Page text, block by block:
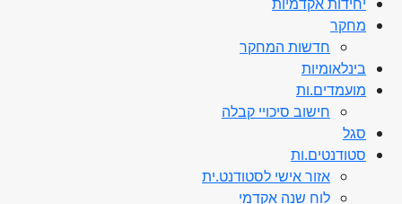
מחקר
חדשות המחקר
בינלאומיות
מועמדים.ות
חישוב סיכויי קבלה
סגל
סטודנטים.ות
אזור אישי לסטודנט.ית
לוח שנה אקדמי